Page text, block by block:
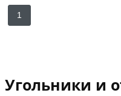
1
Угольники и